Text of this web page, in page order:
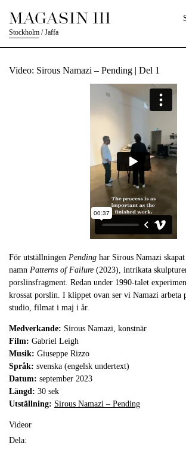
Stockholm /Jaffa
Video: Sirous Namazi – Pending | Del 1
För utställningen Pending har Sirous Namazi
namn Patterns of Failure (2023), intrikata
porslinsfragment. Redan under 1990-talet
krossat porslin. I klippet ovan ser vi Namazi arbeta
studio, filmat i maj i år.
Medverkande: Sirous Namazi, konstnär
Film: Gabriel Leigh
Musik: Giuseppe Rizzo
Språk: svenska (engelsk undertext)
Datum: september 2023
Längd: 30 sek
Utställning: Sirous Namazi – Pending
Videor
Dela: